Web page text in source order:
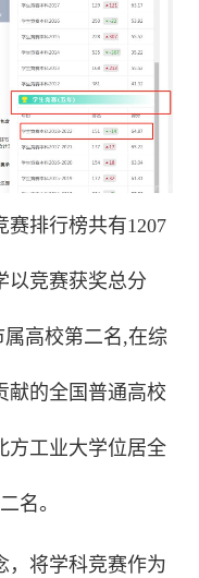
赛排行榜共有1207
以竞赛获奖总分
属高校第二名,在综
献的全国普通高校
方工业大学位居全
名。
，将学科竞赛作为